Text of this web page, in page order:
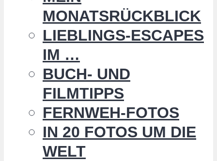
MONATSRÜCKBLICK
LIEBLINGS-ESCAPES
IM …
BUCH- UND
FILMTIPPS
FERNWEH-FOTOS
IN 20 FOTOS UM DIE
WELT